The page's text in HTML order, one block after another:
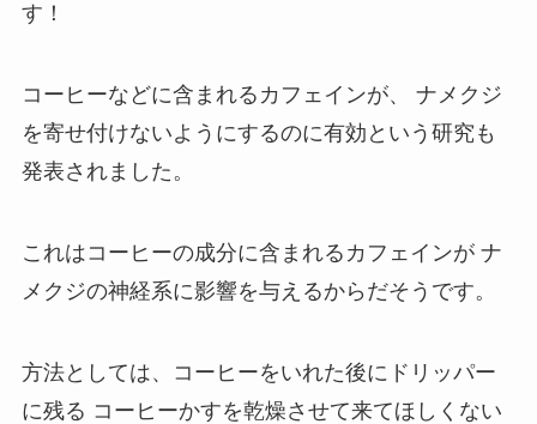
す！
コーヒーなどに含まれるカフェインが、
ナメクジ
を寄せ付けないようにするのに有効という研究も
発表されました。
これはコーヒーの成分に含まれるカフェインがナ
メクジの神経系に影響を与えるからだそうです。
方法としては、コーヒーをいれた後にドリッパー
に残る コーヒーかすを乾燥させて来てほしくない